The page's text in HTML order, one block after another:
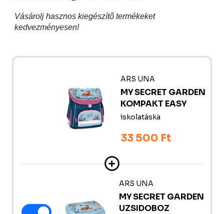
Vásárolj hasznos kiegészítő termékeket
kedvezményesen!
ARS UNA
MY SECRET GARDEN
KOMPAKT EASY
iskolatáska
33 500 Ft
ARS UNA
MY SECRET GARDEN
UZSIDOBOZ